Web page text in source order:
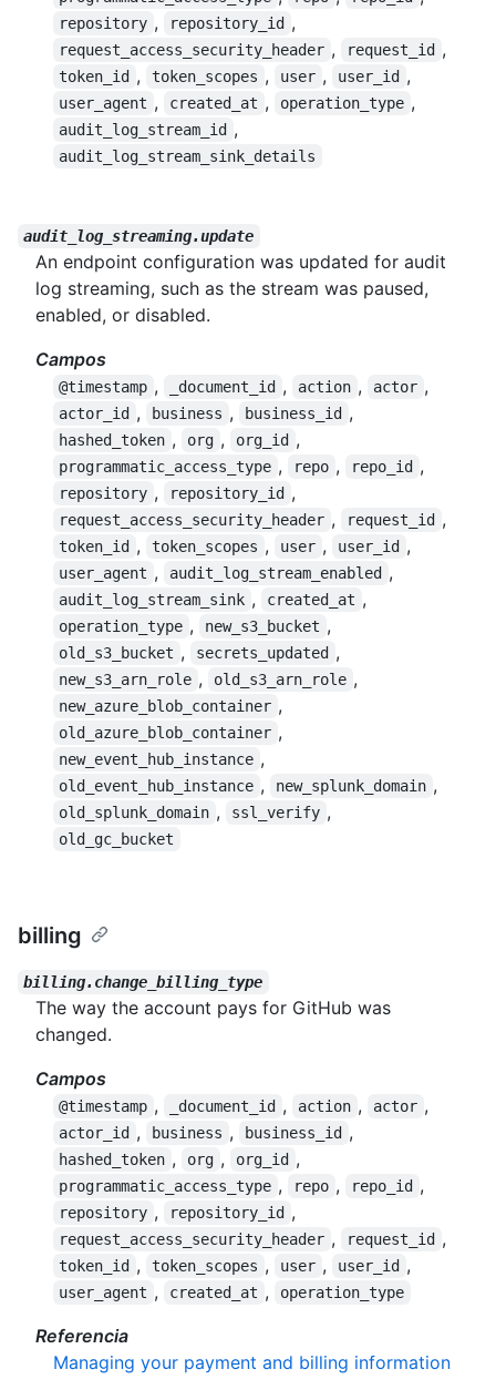
repository , repository_id ,
request_access_security_header , request_id ,
token_id , token_scopes , user , user_id ,
user_agent , created_at , operation_type ,
audit_log_stream_id ,
audit_log_stream_sink_details
audit_log_streaming.update
An endpoint configuration was updated for audit
log streaming, such as the stream was paused,
enabled, or disabled.
Campos
@timestamp , _document_id , action , actor ,
actor_id , business , business_id ,
hashed_token , org , org_id ,
programmatic_access_type , repo , repo_id ,
repository , repository_id ,
request_access_security_header , request_id ,
token_id , token_scopes , user , user_id ,
user_agent , audit_log_stream_enabled ,
audit_log_stream_sink , created_at ,
operation_type , new_s3_bucket ,
old_s3_bucket , secrets_updated ,
new_s3_arn_role , old_s3_arn_role ,
new_azure_blob_container ,
old_azure_blob_container ,
new_event_hub_instance ,
old_event_hub_instance , new_splunk_domain ,
old_splunk_domain , ssl_verify ,
old_gc_bucket
billing
billing.change_billing_type
The way the account pays for GitHub was
changed.
Campos
@timestamp , _document_id , action , actor ,
actor_id , business , business_id ,
hashed_token , org , org_id ,
programmatic_access_type , repo , repo_id ,
repository , repository_id ,
request_access_security_header , request_id ,
token_id , token_scopes , user , user_id ,
user_agent , created_at , operation_type
Referencia
Managing your payment and billing information